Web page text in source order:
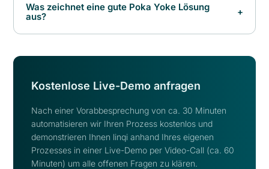
Was zeichnet eine gute Poka Yoke Lösung
aus?
+
Kostenlose Live-Demo anfragen
Nach einer Vorabbesprechung von ca. 30 Minuten
automatisieren wir Ihren Prozess kostenlos und
demonstrieren Ihnen linqi anhand Ihres eigenen
Prozesses in einer Live-Demo per Video-Call (ca. 60
Minuten) um alle offenen Fragen zu klären.